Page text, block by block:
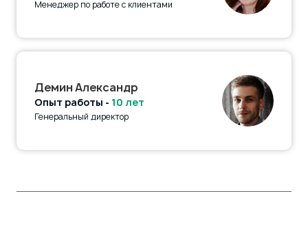
Менеджер по работе с клиентами
Демин Александр
Опыт работы - 10 лет
Генеральный директор